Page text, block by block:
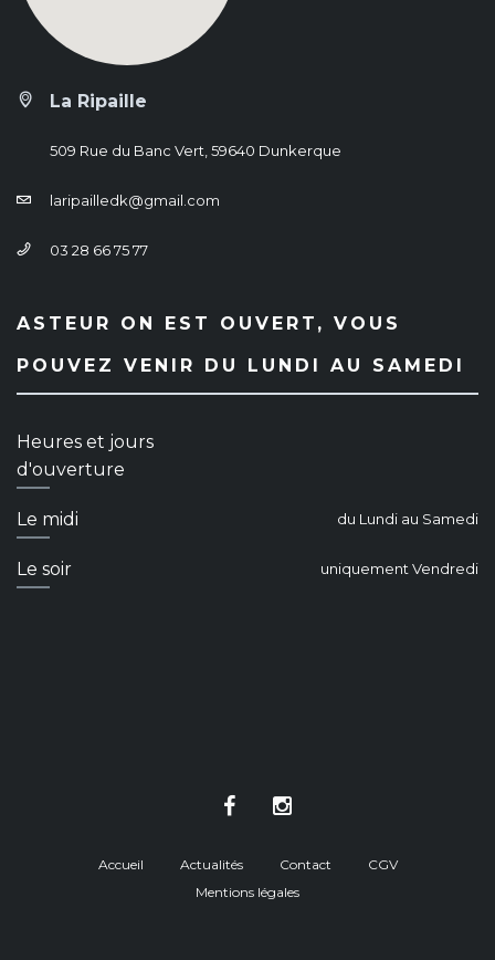
La Ripaille
509 Rue du Banc Vert, 59640 Dunkerque
laripailledk@gmail.com
03 28 66 75 77
ASTEUR ON EST OUVERT, VOUS
POUVEZ VENIR DU LUNDI AU SAMEDI
Heures et jours
d'ouverture
Le midi du Lundi au Samedi
Le soir uniquement Vendredi
Accueil Actualités Contact
CGV
Mentions légales